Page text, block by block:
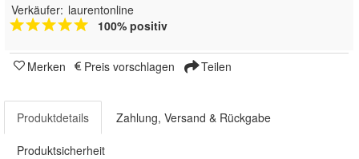
Verkäufer: laurentonline
100% positiv
Merken Preis vorschlagen Teilen
Produktdetails Zahlung, Versand & Rückgabe
Produktsicherheit